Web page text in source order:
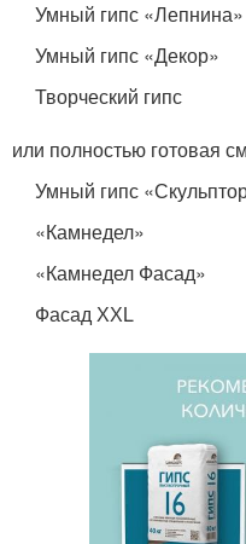
Умный гипс «Лепнина»
Умный гипс «Декор»
Творческий гипс
или полностью готовая
Умный гипс
«Камнедел»
«Камнедел Фасад»
Фасад ХХL